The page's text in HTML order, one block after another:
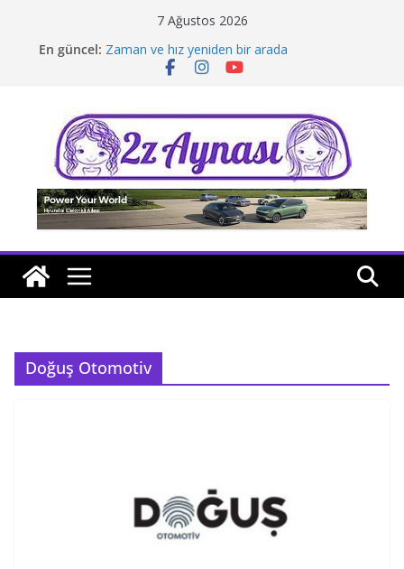
7 Ağustos 2026
En güncel: Zaman ve hız yeniden bir arada
Borusan Next Bodrum’da açıldı
Tatil rotasında test sürüşü
Doğuş Otomotiv